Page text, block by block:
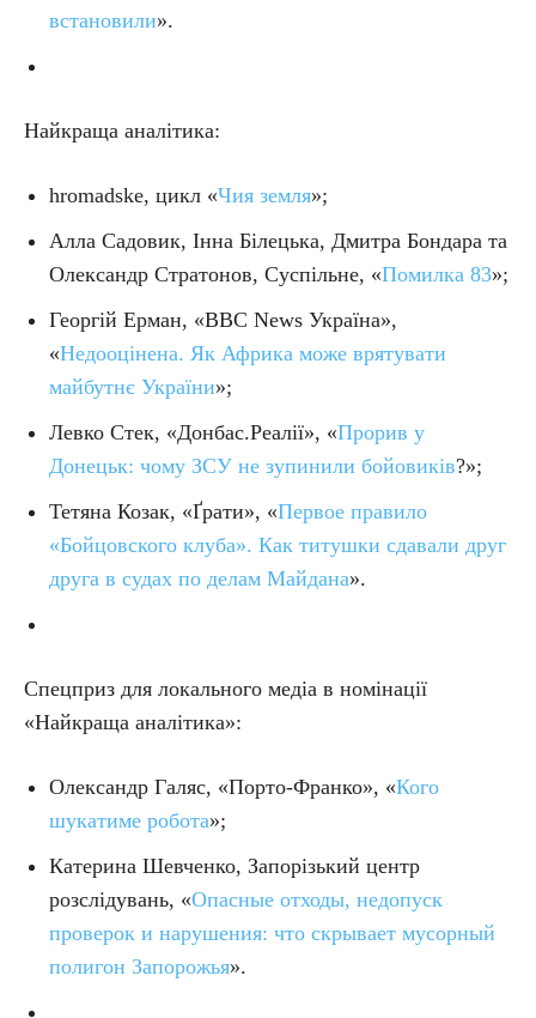
встановили».
Найкраща аналітика:
hromadske, цикл «Чия земля»;
Алла Садовик, Інна Білецька, Дмитра Бондара та
Олександр Стратонов, Суспільне, «Помилка 83»;
Георгій Ерман, «BBC News Україна»,
«Недооцінена. Як Африка може врятувати
майбутнє України»;
Левко Стек, «Донбас.Реалії», «Прорив у
Донецьк: чому ЗСУ не зупинили бойовиків?»;
Тетяна Козак, «Ґрати», «Первое правило
«Бойцовского клуба». Как титушки сдавали друг
друга в судах по делам Майдана».
Спецприз для локального медіа в номінації
«Найкраща аналітика»:
Олександр Галяс, «Порто-Франко», «Кого
шукатиме робота»;
Катерина Шевченко, Запорізький центр
розслідувань, «Опасные отходы, недопуск
проверок и нарушения: что скрывает мусорный
полигон Запорожья».